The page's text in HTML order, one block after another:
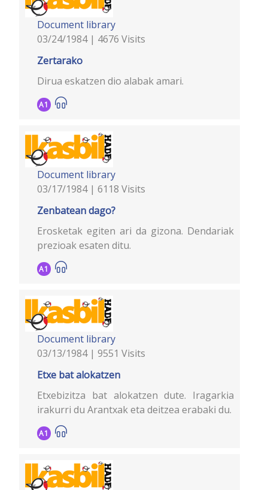
Document library
03/24/1984 | 4676 Visits
Zertarako
Dirua eskatzen dio alabak amari.
A1
Document library
03/17/1984 | 6118 Visits
Zenbatean dago?
Erosketak egiten ari da gizona. Dendariak
prezioak esaten ditu.
A1
Document library
03/13/1984 | 9551 Visits
Etxe bat alokatzen
Etxebizitza bat alokatzen dute. Iragarkia
irakurri du Arantxak eta deitzea erabaki du.
A1